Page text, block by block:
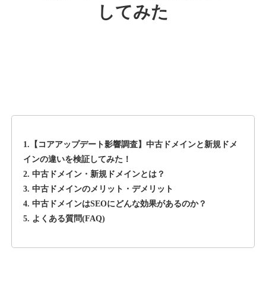
rageboy.com
詳細を見る
sug-web.jp
ジャンル その他
DA42 外部リンク数740 ドメイン年齢13年
3,300円 入札 2件
してみた
1.【コアアップデート影響調査】中古ドメインと新規ドメ
インの違いを検証してみた！
2. 中古ドメイン・新規ドメインとは？
3. 中古ドメインのメリット・デメリット
4. 中古ドメインはSEOにどんな効果があるのか？
5. よくある質問(FAQ)